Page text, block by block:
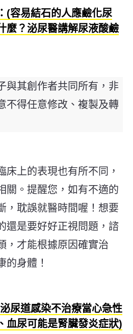
(容易結石的人應鹼化尿
麼？泌尿醫講解尿液酸鹼
與其創作者共同所有，非
不得任意修改、複製及轉
床上的表現也有所不同，
關。提醒您，如有不適的
，耽誤就醫時間喔！想要
還是要好好正視問題，諮
，才能根據原因確實治
的身體！
泌尿道感染不治療當心急性
血尿可能是腎臟發炎症狀)